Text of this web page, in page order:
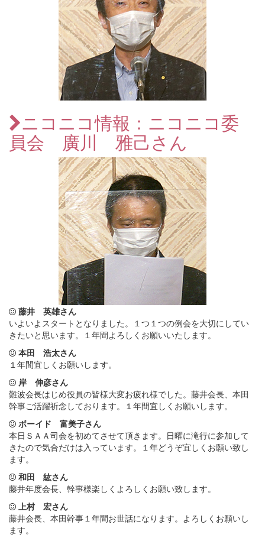
ニコニコ情報：ニコニコ委
員会 廣川 雅己さん
藤井 英雄さん
いよいよスタートとなりました。１つ１つの例会を大切にしてい
きたいと思います。１年間よろしくお願いいたします。
本田 浩太さん
１年間宜しくお願いします。
岸 伸彦さん
難波会長はじめ役員の皆様大変お疲れ様でした。藤井会長、本田
幹事ご活躍祈念しております。１年間宜しくお願いします。
ボーイド 富美子さん
本日ＳＡＡ司会を初めてさせて頂きます。日曜に滝行に参加して
きたので気合だけは入っています。１年どうぞ宜しくお願い致し
ます。
和田 紘さん
藤井年度会長、幹事様楽しくよろしくお願い致します。
上村 宏さん
藤井会長、本田幹事１年間お世話になります。よろしくお願いし
ます。